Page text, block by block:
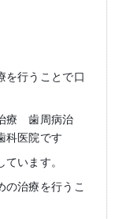
を行うことで口
療 歯周病治
科医院です
います。
の治療を行うこ